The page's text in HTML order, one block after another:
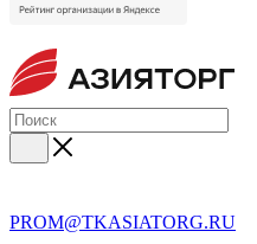
PROM@TKASIATORG.RU